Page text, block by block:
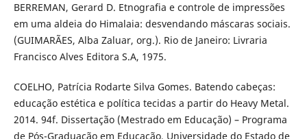
BERREMAN, Gerard D. Etnografia e controle de impressões
em uma aldeia do Himalaia: desvendando máscaras sociais.
(GUIMARÃES, Alba Zaluar, org.). Rio de Janeiro: Livraria
Francisco Alves Editora S.A, 1975.
COELHO, Patrícia Rodarte Silva Gomes. Batendo cabeças:
educação estética e política tecidas a partir do Heavy Metal.
2014. 94f. Dissertação (Mestrado em Educação) – Programa
de Pós-Graduação em Educação, Universidade do Estado de